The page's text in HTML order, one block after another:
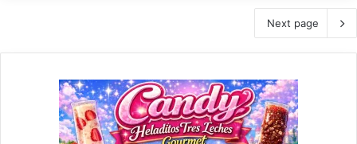
Next page